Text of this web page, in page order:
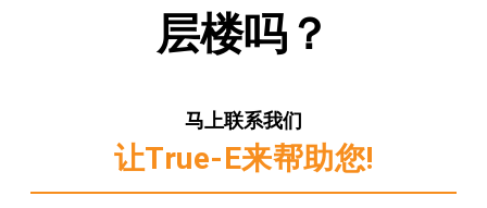
层楼吗？
马上联系我们
让True-E来帮助您!